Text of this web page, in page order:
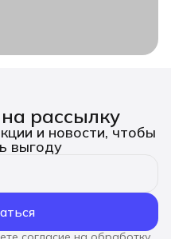
рассылку
и новости, чтобы
выгоду